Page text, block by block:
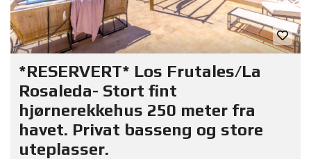
*RESERVERT* Los Frutales/La
Rosaleda- Stort fint
hjørnerekkehus 250 meter fra
havet. Privat basseng og store
uteplasser.